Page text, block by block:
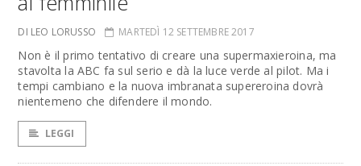
DI LEO LORUSSO MARTEDÌ 12 SETTEMBRE 2017
Non è il primo tentativo di creare una supermaxieroina, ma
stavolta la ABC fa sul serio e dà la luce verde al pilot. Ma i
tempi cambiano e la nuova imbranata supereroina dovrà
nientemeno che difendere il mondo.
LEGGI